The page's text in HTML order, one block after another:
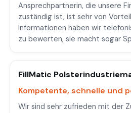
Ansprechpartnerin, die unsere
zuständig ist, ist sehr von
Informationen haben wir
zu bewerten, sie macht sogar
FillMatic
Kompetente, schnelle und
Wir sind sehr zufrieden mit der